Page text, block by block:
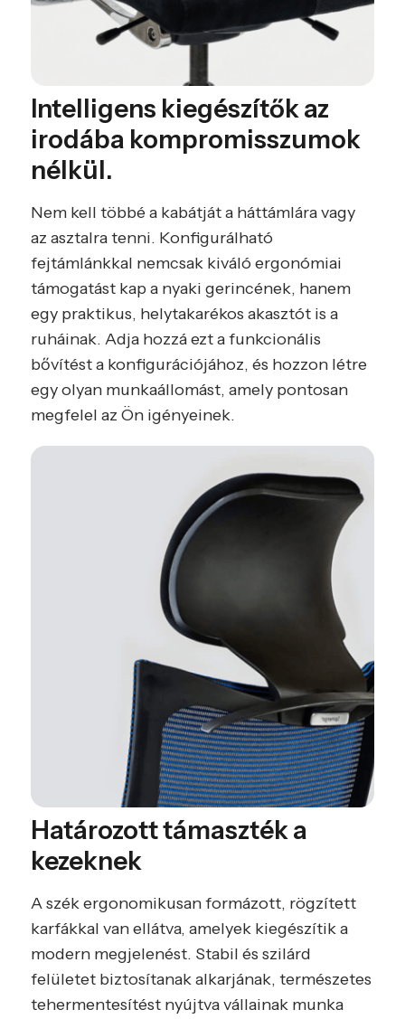
Intelligens kiegészítők az
irodába kompromisszumok
nélkül.
Nem kell többé a kabátját a háttámlára vagy
az asztalra tenni. Konfigurálható
fejtámlánkkal nemcsak kiváló ergonómiai
támogatást kap a nyaki gerincének, hanem
egy praktikus, helytakarékos akasztót is a
ruháinak. Adja hozzá ezt a funkcionális
bővítést a konfigurációjához, és hozzon létre
egy olyan munkaállomást, amely pontosan
megfelel az Ön igényeinek.
Határozott támaszték a
kezeknek
A szék ergonomikusan formázott, rögzített
karfákkal van ellátva, amelyek kiegészítik a
modern megjelenést. Stabil és szilárd
felületet biztosítanak alkarjának, természetes
tehermentesítést nyújtva vállainak munka